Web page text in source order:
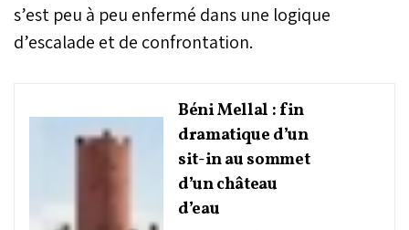
s’est peu à peu enfermé dans une logique
d’escalade et de confrontation.
Béni Mellal : fin
dramatique d’un
sit-in au sommet
d’un château
d’eau